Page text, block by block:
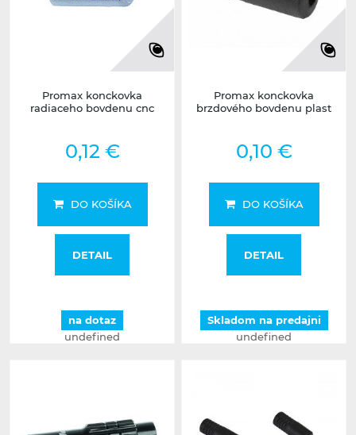
Promax konckovka
radiaceho bovdenu cnc
0,12 €
DO KOŠÍKA
DETAIL
na dotaz
undefined
Promax konckovka
brzdového bovdenu plast
0,10 €
DO KOŠÍKA
DETAIL
Skladom na predajni
undefined